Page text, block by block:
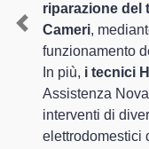
riparazione del
Cameri,
funzionamento
In più, i tecnici
Assistenza
interventi di
elettrodomestici
Previous